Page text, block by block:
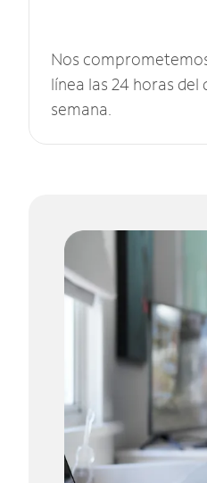
Nos
línea las 24 horas del
semana.